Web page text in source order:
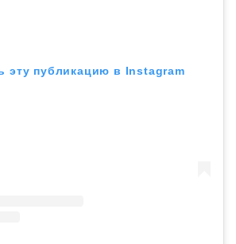
эту публикацию в Instagram